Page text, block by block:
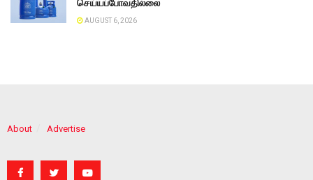
செய்யப்போவதில்லை
AUGUST 6, 2026
About Advertise